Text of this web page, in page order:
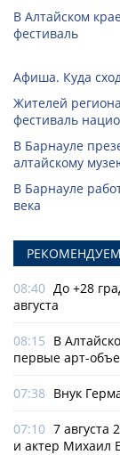
В Алтайском
фестиваль
Афиша. Куда
Жителей
фестиваль
В Барнауле
алтайскому
В Барнауле
века
РЕКОМЕНДУЕМ
08:40 До +28
августа
08:15 В
первые арт-
07:38 Внук
07:10 7 августа
и актер Михаил